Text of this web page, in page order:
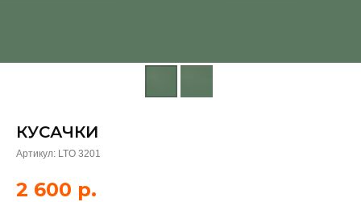
КУСАЧКИ
Артикул: LTO 3201
2 600 р.